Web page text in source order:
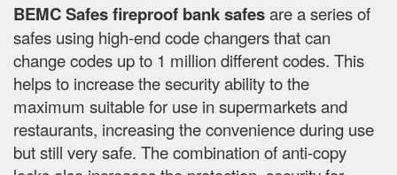
BEMC Safes fireproof bank safesare a series of
safes using high-end code changers that can
change codes up to 1 million different codes. This
helps to increase the security ability to the
maximum suitable for use in supermarkets and
restaurants, increasing the convenience during use
but still very safe. The combination of anti-copy